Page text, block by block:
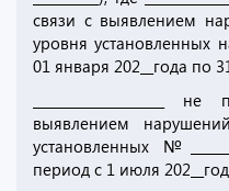
связи с выявлением
уровня установленных
01 января 202__года по
выявлением
установленных №______
период с 1 июля